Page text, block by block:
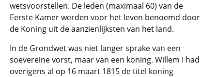
wetsvoorstellen. De leden (maximaal 60) van de
Eerste Kamer werden voor het leven benoemd door
de Koning uit de aanzienlijksten van het land.
In de Grondwet was niet langer sprake van een
soevereine vorst, maar van een koning. Willem I had
overigens al op 16 maart 1815 de titel koning